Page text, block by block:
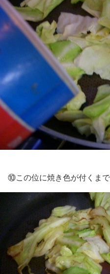
⑩この位に焼き色が付くまで